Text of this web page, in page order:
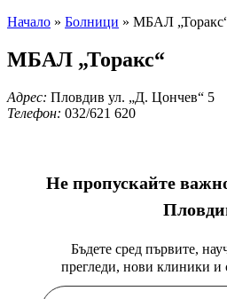
Начало » Болници » МБАЛ
МБАЛ „Торакс“
Адрес: Пловдив ул. „Д. Цончев“ 5
Телефон: 032/621 620
Не пропускайте
Бъдете сред първите,
прегледи, нови клиники и